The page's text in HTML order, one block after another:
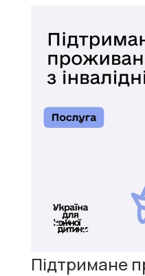
Підтримане